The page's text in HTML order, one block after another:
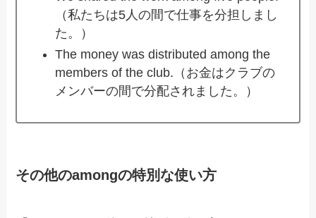
（私たちは5人の間で仕事を分担しまし
た。）
The money was distributed among the
members of the club.（お金はクラブの
メンバーの間で分配されました。）
その他のamongの特別な使い方